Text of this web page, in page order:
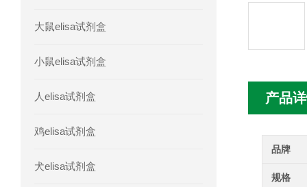
大鼠elisa试剂盒
小鼠elisa试剂盒
人elisa试剂盒
鸡elisa试剂盒
犬elisa试剂盒
产品
品牌
规格